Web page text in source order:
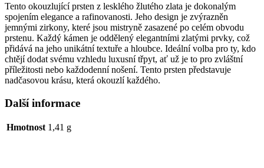
množství
Tento okouzlující prsten z lesklého žlutého zlata je dokonalým
spojením elegance a rafinovanosti. Jeho design je zvýrazněn
jemnými zirkony, které jsou mistryně zasazené po celém obvodu
prstenu. Každý kámen je oddělený elegantními zlatými prvky, což
přidává na jeho unikátní textuře a hloubce. Ideální volba pro ty, kdo
chtějí dodat svému vzhledu luxusní třpyt, ať už je to pro zvláštní
příležitosti nebo každodenní nošení. Tento prsten představuje
nadčasovou krásu, která okouzlí každého.
Další informace
Hmotnost 1,41 g